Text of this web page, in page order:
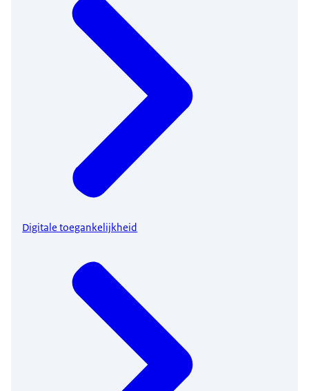
Digitale toegankelijkheid